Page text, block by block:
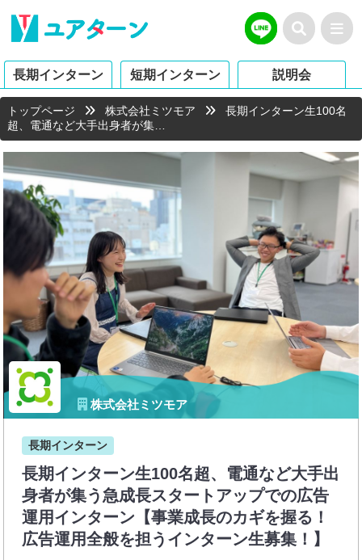
長期インターン 短期インターン 説明会
トップページ 株式会社ミツモア
長期インターン生100名
超、電通など大手出身者が集…
株式会社ミツモア
長期インターン
長期インターン生100名超、電通など大手出
身者が集う急成長スタートアップでの広告
運用インターン【事業成長のカギを握る！
広告運用全般を担うインターン生募集！】